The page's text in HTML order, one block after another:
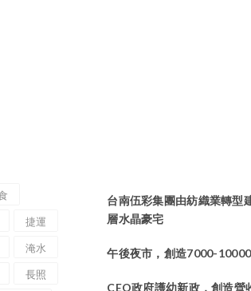
捷運
淹水
長照
台南伍彩集團由紡織業轉型
層水晶豪宅
午後夜市，創造7000-
CEO政府護幼新政，創造營